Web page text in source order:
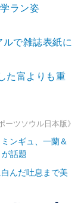
ラン姿
ルで雑誌表紙に
た富よりも重
ーツソウル日本版》
ンギュ、一蘭＆
話題
んだ吐息まで美